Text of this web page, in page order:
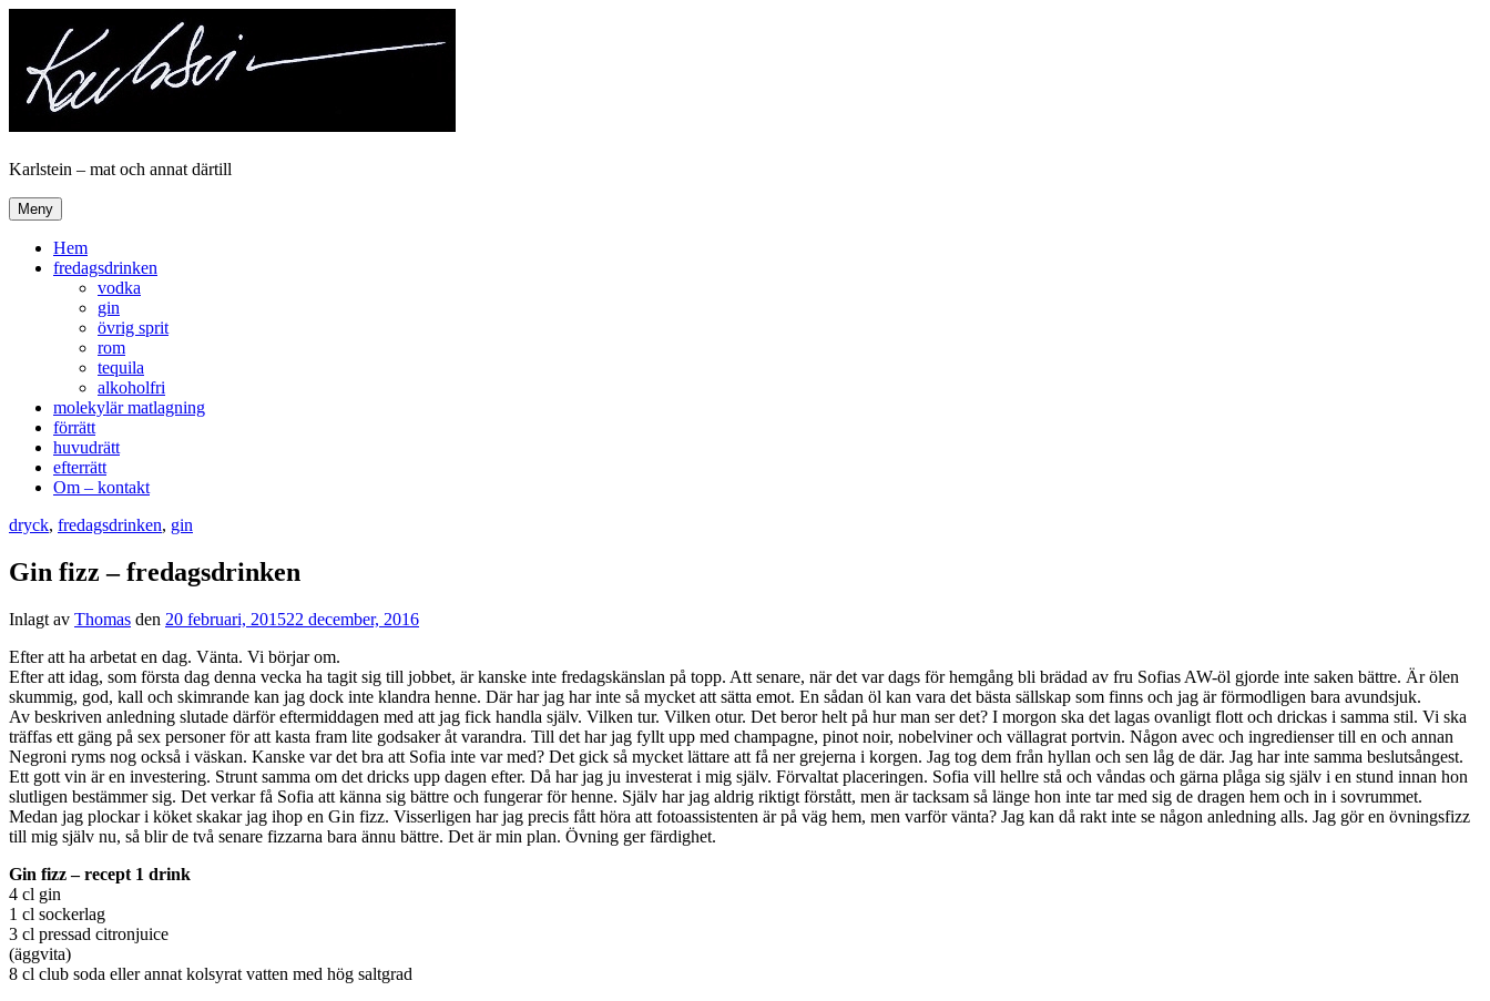
innehåll
Karlstein – mat och annat därtill
Meny
Hem
fredagsdrinken
vodka
gin
övrig sprit
rom
tequila
alkoholfri
molekylär matlagning
förrätt
huvudrätt
efterrätt
Om – kontakt
dryck, fredagsdrinken, gin
Gin fizz – fredagsdrinken
Inlagt av Thomas den 20 februari, 201522 december, 2016
Efter att ha arbetat en dag. Vänta. Vi börjar om.
Efter att idag, som första dag denna vecka ha tagit sig till jobbet, är kanske inte fredagskänslan på topp. Att senare, när det var dags för hemgång bli brädad av fru Sofias AW-öl gjorde inte saken bättre. Är ölen
skummig, god, kall och skimrande kan jag dock inte klandra henne. Där har jag har inte så mycket att sätta emot. En sådan öl kan vara det bästa sällskap som finns och jag är förmodligen bara avundsjuk.
Av beskriven anledning slutade därför eftermiddagen med att jag fick handla själv. Vilken tur. Vilken otur. Det beror helt på hur man ser det? I morgon ska det lagas ovanligt flott och drickas i samma stil. Vi ska
träffas ett gäng på sex personer för att kasta fram lite godsaker åt varandra. Till det har jag fyllt upp med champagne, pinot noir, nobelviner och vällagrat portvin. Någon avec och ingredienser till en och annan
Negroni ryms nog också i väskan. Kanske var det bra att Sofia inte var med? Det gick så mycket lättare att få ner grejerna i korgen. Jag tog dem från hyllan och sen låg de där. Jag har inte samma beslutsångest.
Ett gott vin är en investering. Strunt samma om det dricks upp dagen efter. Då har jag ju investerat i mig själv. Förvaltat placeringen. Sofia vill hellre stå och våndas och gärna plåga sig själv i en stund innan hon
slutligen bestämmer sig. Det verkar få Sofia att känna sig bättre och fungerar för henne. Själv har jag aldrig riktigt förstått, men är tacksam så länge hon inte tar med sig de dragen hem och in i sovrummet.
Medan jag plockar i köket skakar jag ihop en Gin fizz. Visserligen har jag precis fått höra att fotoassistenten är på väg hem, men varför vänta? Jag kan då rakt inte se någon anledning alls. Jag gör en övningsfizz
till mig själv nu, så blir de två senare fizzarna bara ännu bättre. Det är min plan. Övning ger färdighet.
Gin fizz – recept 1 drink
4 cl gin
1 cl sockerlag
3 cl pressad citronjuice
(äggvita)
8 cl club soda eller annat kolsyrat vatten med hög saltgrad